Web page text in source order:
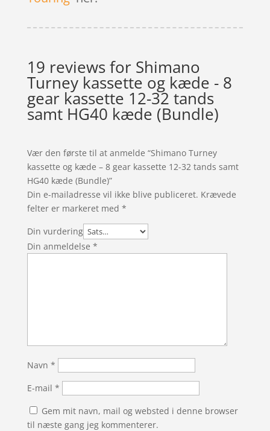
19 reviews for Shimano
Turney kassette og kæde - 8
gear kassette 12-32 tands
samt HG40 kæde (Bundle)
Vær den første til at anmelde “Shimano Turney
kassette og kæde – 8 gear kassette 12-32 tands samt
HG40 kæde (Bundle)”
Din e-mailadresse vil ikke blive publiceret. Krævede
felter er markeret med *
Din vurdering
Din anmeldelse *
Navn *
E-mail *
Gem mit navn, mail og websted i denne browser
til næste gang jeg kommenterer.